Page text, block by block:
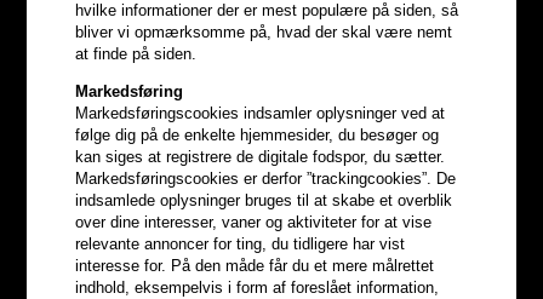
hvilke informationer der er mest populære på siden, så
bliver vi opmærksomme på, hvad der skal være nemt
at finde på siden.
Markedsføring
Markedsføringscookies indsamler oplysninger ved at
følge dig på de enkelte hjemmesider, du besøger og
kan siges at registrere de digitale fodspor, du sætter.
Markedsføringscookies er derfor ”trackingcookies”. De
indsamlede oplysninger bruges til at skabe et overblik
over dine interesser, vaner og aktiviteter for at vise
relevante annoncer for ting, du tidligere har vist
interesse for. På den måde får du et mere målrettet
indhold, eksempelvis i form af foreslået information,
Optjen5% bonuskronerpå
hele din ordre
Bliv helt gratis en del af vores kundeklub og optjen rabatter når du
handler